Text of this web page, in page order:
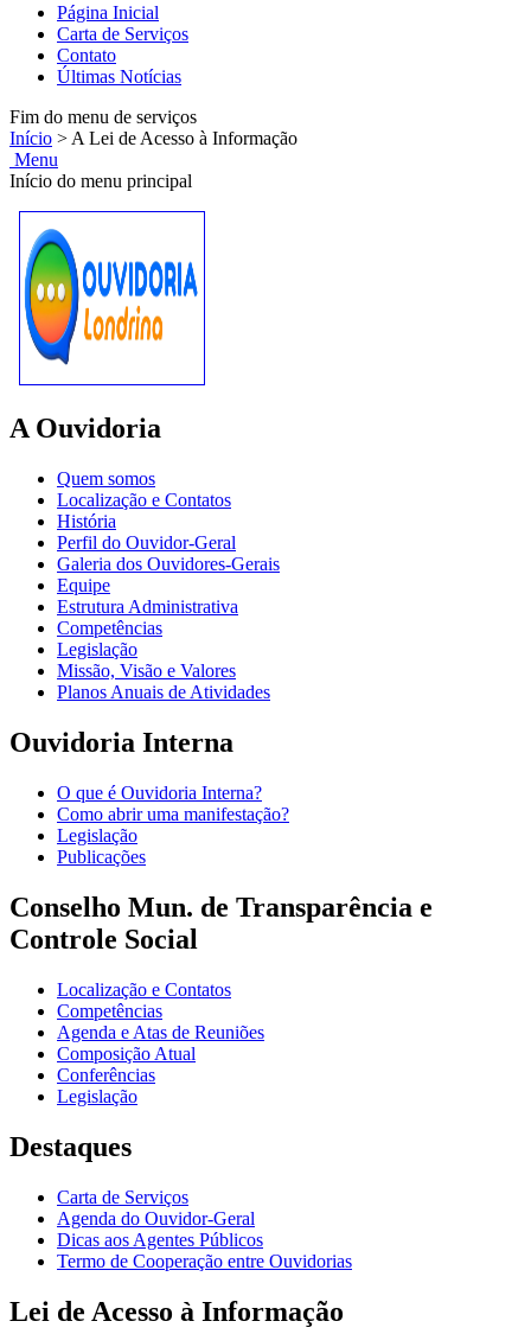
Página Inicial
Carta de Serviços
Contato
Últimas Notícias
Fim do menu de serviços
Início > A Lei de Acesso à Informação
Menu
Início do menu principal
A Ouvidoria
Quem somos
Localização e Contatos
História
Perfil do Ouvidor-Geral
Galeria dos Ouvidores-Gerais
Equipe
Estrutura Administrativa
Competências
Legislação
Missão, Visão e Valores
Planos Anuais de Atividades
Ouvidoria Interna
O que é Ouvidoria Interna?
Como abrir uma manifestação?
Legislação
Publicações
Conselho Mun. de Transparência e
Controle Social
Localização e Contatos
Competências
Agenda e Atas de Reuniões
Composição Atual
Conferências
Legislação
Destaques
Carta de Serviços
Agenda do Ouvidor-Geral
Dicas aos Agentes Públicos
Termo de Cooperação entre Ouvidorias
Lei de Acesso à Informação